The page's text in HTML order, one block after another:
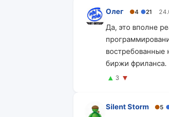
Олег ●4 ●21
Да, это вполне
востребованные
биржи фриланса.
▲ 3 ▼
Silent Storm ●5